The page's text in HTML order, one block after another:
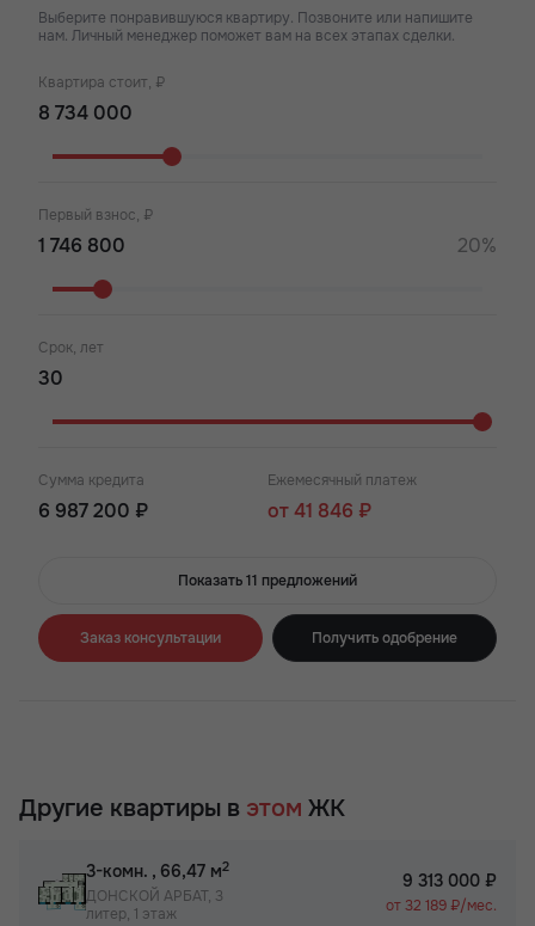
Выберите понравившуюся квартиру. Позвоните или напишите
нам. Личный менеджер поможет вам на всех этапах сделки.
Квартира стоит, ₽
Первый взнос, ₽
20%
Срок, лет
Сумма кредита
6 987 200 ₽
Ежемесячный платеж
от 41 846 ₽
Показать 11 предложений
Заказ консультации Получить одобрение
Другие квартиры в этом ЖК
3-комн. , 66,47 м2
ДОНСКОЙ АРБАТ, 3
литер, 1 этаж
9 313 000 ₽
от 32 189 ₽/мес.